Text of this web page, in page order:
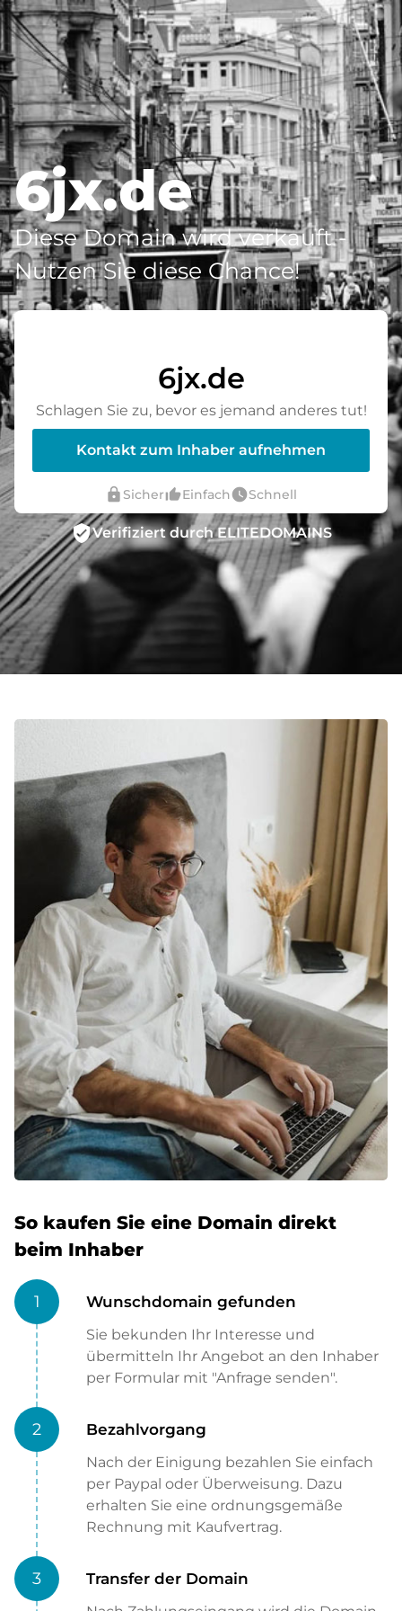
6jx.de
Diese Domain wird verkauft -
Nutzen Sie diese Chance!
6jx.de
Schlagen Sie zu, bevor es jemand anderes tut!
Kontakt zum Inhaber aufnehmen
lock Sicherthumb_up_altEinfachwatch_laterSchnell
verified_userVerifiziert durch ELITEDOMAINS
So kaufen Sie eine Domain direkt
beim Inhaber
1 Wunschdomain gefunden
Sie bekunden Ihr Interesse und
übermitteln Ihr Angebot an den Inhaber
per Formular mit "Anfrage senden".
2 Bezahlvorgang
Nach der Einigung bezahlen Sie einfach
per Paypal oder Überweisung. Dazu
erhalten Sie eine ordnungsgemäße
Rechnung mit Kaufvertrag.
3 Transfer der Domain